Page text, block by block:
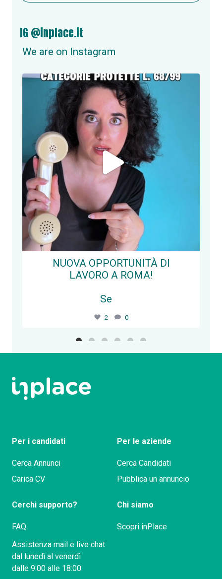
IG @inplace.it
We are on Instagram
inplace.it
NUOVA OPPORTUNITÀ DI LAVORO A ROMA!
Giu 24
0
NUOVA OPPORTUNITÀ DI
LAVORO A ROMA!
Se
2 0
Per i candidati
Cerca Annunci
Carica CV
Per le aziende
Cerca Candidati
Pubblica un annuncio
Cerchi supporto?
FAQ
Assistenza mail e live chat
dal lunedì al venerdì
dalle 9:00 alle 18:00
Chi siamo
Scopri inPlace